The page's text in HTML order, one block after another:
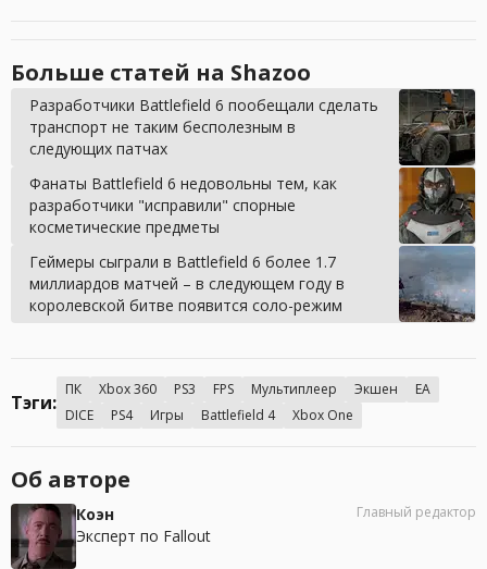
Больше статей на Shazoo
Разработчики Battlefield 6 пообещали сделать
транспорт не таким бесполезным в
следующих патчах
Фанаты Battlefield 6 недовольны тем, как
разработчики "исправили" спорные
косметические предметы
Геймеры сыграли в Battlefield 6 более 1.7
миллиардов матчей – в следующем году в
королевской битве появится соло-режим
Тэги:
ПК Xbox 360 PS3 FPS Мультиплеер Экшен
EA
DICE
PS4 Игры Battlefield 4 Xbox One
Об авторе
Коэн
Эксперт по Fallout
Главный редактор